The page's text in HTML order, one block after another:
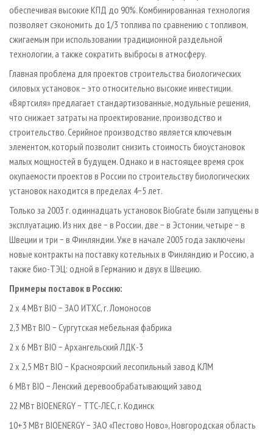
обеспечивая высокие КПД до 90%. Комбинированная технология
позволяет сэкономить до 1/3 топлива по сравнению с топливом,
сжигаемым при использовании традиционной раздельной
технологии, а также сократить выбросы в атмосферу.
Главная проблема для проектов строительства биологических
силовых установок − это относительно высокие инвестиции.
«Вяртсиля» предлагает стандартизованные, модульные решения,
что снижает затраты на проектирование, производство и
строительство. Серийное производство является ключевым
элементом, который позволит снизить стоимость биоустановок
малых мощностей в будущем. Однако и в настоящее время срок
окупаемости проектов в России по строительству биологических
установок находится в пределах 4−5 лет.
Только за 2003 г. одиннадцать установок BioGrate были запущены в
эксплуатацию. Из них две − в России, две − в Эстонии, четыре − в
Швеции и три − в Финляндии. Уже в начале 2005 года заключены
новые контракты на поставку котельных в Финляндию и Россию, а
также био-ТЭЦ: одной в Германию и двух в Швецию.
Примеры поставок в Россию:
2 х 4 МВт BIO − ЗАО ИТХС, г. Ломоносов
2,3 МВт BIO − Сургутская мебельная фабрика
2 х 6 МВт BIO − Архангельский ЛДК-3
2 х 2,5 МВт BIO − Красноярский лесопильный завод КЛМ
6 МВт BIO − Ленский деревообрабатывающий завод
22 МBт BIOENERGY − ТТС-ЛЕС, г. Кодинск
10+3 МВт BIOENERGY − ЗАО «Пестово Ново», Новгородская область